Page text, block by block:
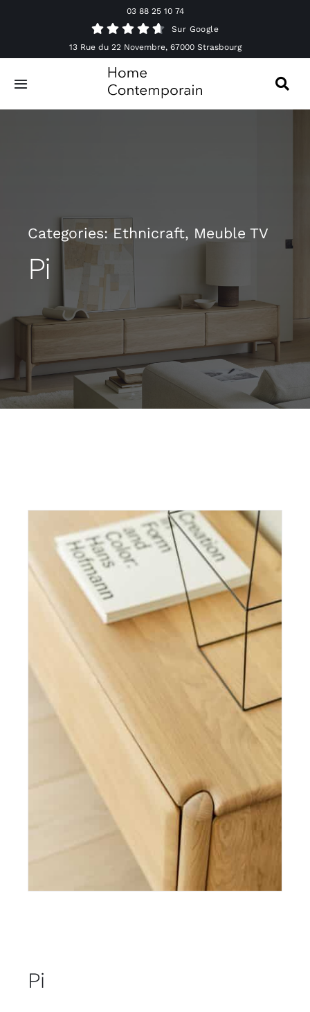
03 88 25 10 74
Sur Google
13 Rue du 22 Novembre, 67000 Strasbourg
Toggle
Navigation
Offres spéciales
Contact
Categories: Ethnicraft, Meuble TV
Pi
Pi